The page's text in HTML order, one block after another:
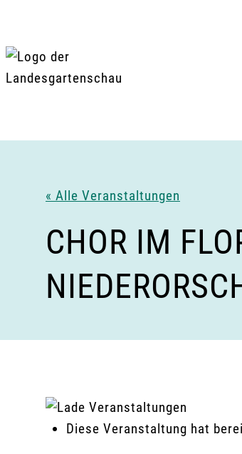
springen
« Alle Veranstaltungen
CHOR IM
Diese Veranstaltung hat